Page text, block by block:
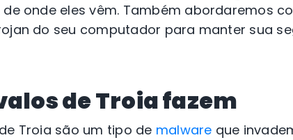
onde eles vêm. Também abordaremos
do seu computador para manter sua
de Troia fazem
Troia são um tipo de malware que